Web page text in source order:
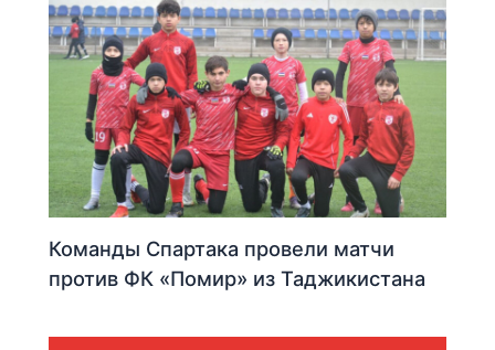
Команды Спартака провели матчи
против ФК «Помир» из Таджикистана